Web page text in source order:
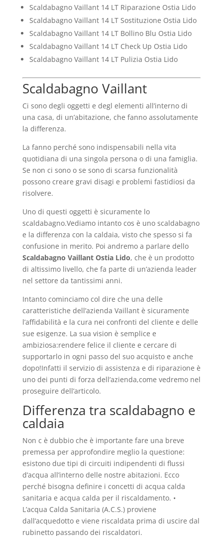
Scaldabagno Vaillant 14 LT Riparazione Ostia Lido
Scaldabagno Vaillant 14 LT Sostituzione Ostia Lido
Scaldabagno Vaillant 14 LT Bollino Blu Ostia Lido
Scaldabagno Vaillant 14 LT Check Up Ostia Lido
Scaldabagno Vaillant 14 LT Pulizia Ostia Lido
Scaldabagno Vaillant
Ci sono degli oggetti e degl elementi all’interno di
una casa, di un’abitazione, che fanno assolutamente
la differenza.
La fanno perché sono indispensabili nella vita
quotidiana di una singola persona o di una famiglia.
Se non ci sono o se sono di scarsa funzionalità
possono creare gravi disagi e problemi fastidiosi da
risolvere.
Uno di questi oggetti è sicuramente lo
scaldabagno.Vediamo intanto cos è uno scaldabagno
e la differenza con la caldaia, visto che spesso si fa
confusione in merito. Poi andremo a parlare dello
Scaldabagno Vaillant Ostia Lido, che è un prodotto
di altissimo livello, che fa parte di un’azienda leader
nel settore da tantissimi anni.
Intanto cominciamo col dire che una delle
caratteristiche dell’azienda Vaillant è sicuramente
l’affidabilità e la cura nei confronti del cliente e delle
sue esigenze. La sua vision è semplice e
ambiziosa:rendere felice il cliente e cercare di
supportarlo in ogni passo del suo acquisto e anche
dopo!Infatti il servizio di assistenza e di riparazione è
uno dei punti di forza dell’azienda,come vedremo nel
proseguire dell’articolo.
Differenza tra scaldabagno e
caldaia
Non c è dubbio che è importante fare una breve
premessa per approfondire meglio la questione:
esistono due tipi di circuiti indipendenti di flussi
d’acqua all’interno delle nostre abitazioni. Ecco
perché bisogna definire i concetti di acqua calda
sanitaria e acqua calda per il riscaldamento. •
L’acqua Calda Sanitaria (A.C.S.) proviene
dall’acquedotto e viene riscaldata prima di uscire dal
rubinetto passando dei riscaldatori.